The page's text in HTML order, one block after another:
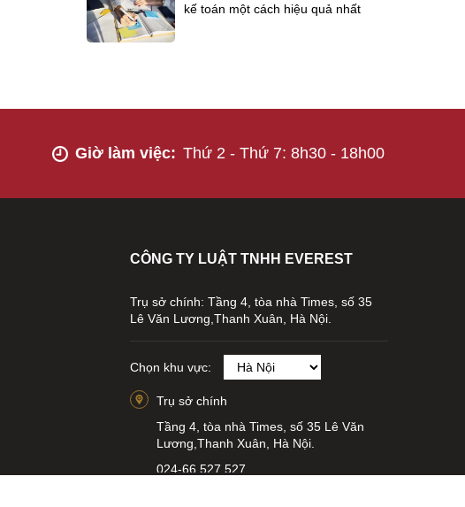
kế toán một cách hiệu quả nhất
Giờ làm việc: Thứ 2 - Thứ 7: 8h30 - 18h00
CÔNG TY LUẬT TNHH EVEREST
Trụ sở chính: Tầng 4, tòa nhà Times, số 35
Lê Văn Lương,Thanh Xuân, Hà Nội.
Chọn khu vực:
Trụ sở chính
Tầng 4, tòa nhà Times, số 35 Lê Văn
Lương,Thanh Xuân, Hà Nội.
024-66 527 527